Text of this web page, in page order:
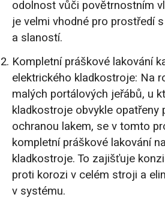
odolnost vůči povětrnostním
je velmi vhodné pro prostředí
a slaností.
Kompletní práškové lakování
elektrického kladkostroje: Na
malých portálových jeřábů, u
kladkostroje obvykle opatřeny
ochranou lakem, se v tomto
kompletní práškové lakování
kladkostroje. To zajišťuje
proti korozi v celém stroji a
v systému.